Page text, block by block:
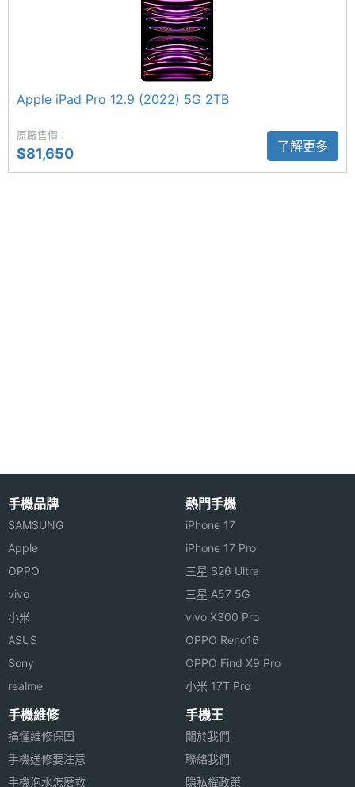
航力。機身搭載 USB-C 連接埠，支援 Thunderbolt
3、USB 4，傳輸速度最高可達 40Gb/s；可透過
USB‑C 支援原生 DisplayPort 輸出。音效部分，擁有
四揚聲器系統，具備錄音室等級四麥克風陣列，能夠
用於通話、錄音及錄影使用。
橫向 1,200 萬畫素前置鏡頭
能大大增強 3D 工作流程，提供更快速、更如臨其境
的 AR 體驗，各位可以輕鬆將隨手掃描的檔案轉換成
3D CAD 計畫案，並且丟進 SketchUp 中進行編輯。
Apple iPad Pro 13 (2024) 5G 2TB 功能特色
◎ 採用 iPadOS 17 作業系統
◎ 13 吋 2,752 x 2,064pixels 解析度 Ultra Retina
XDR 顯示器
◎ 內建 Apple M4 晶片（16 核心神經網路引擎）
2752x2064 pixels
主螢幕
度
1600 nits
主螢幕
OLED
主相機
感光元
件
光圈F
主相機
LED補
主相機
自動對
焦
Apple iPad Pro 12.9 (2022) 5G 2TB
原廠售價：
$81,650 了解更多
手機品牌
SAMSUNG
Apple
OPPO
vivo
小米
ASUS
Sony
realme
熱門手機
iPhone 17
iPhone 17 Pro
三星 S26 Ultra
三星 A57 5G
vivo X300 Pro
OPPO Reno16
OPPO Find X9 Pro
小米 17T Pro
手機維修
搞懂維修保固
手機送修要注意
手機泡水怎麼救
手機王
關於我們
聯絡我們
隱私權政策